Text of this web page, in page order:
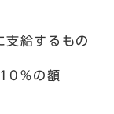
給するもの
％の額